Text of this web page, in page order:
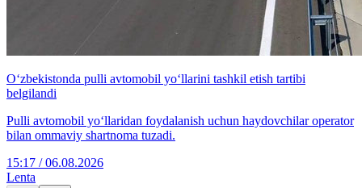
O‘zbekistonda pulli avtomobil yo‘llarini tashkil etish tartibi
belgilandi
Pulli avtomobil yo‘llaridan foydalanish uchun haydovchilar operator
bilan ommaviy shartnoma tuzadi.
15:17 / 06.08.2026
Lenta